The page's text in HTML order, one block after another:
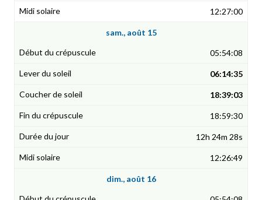
12:27:00
sam., août 15
05:54:08
06:14:35
18:39:03
18:59:30
12h 24m 28s
12:26:49
dim., août 16